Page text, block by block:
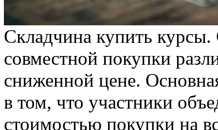
Склaдчинa купить
совместной покупки
сниженной цене.
в том, что участники
стоимостью покупки на